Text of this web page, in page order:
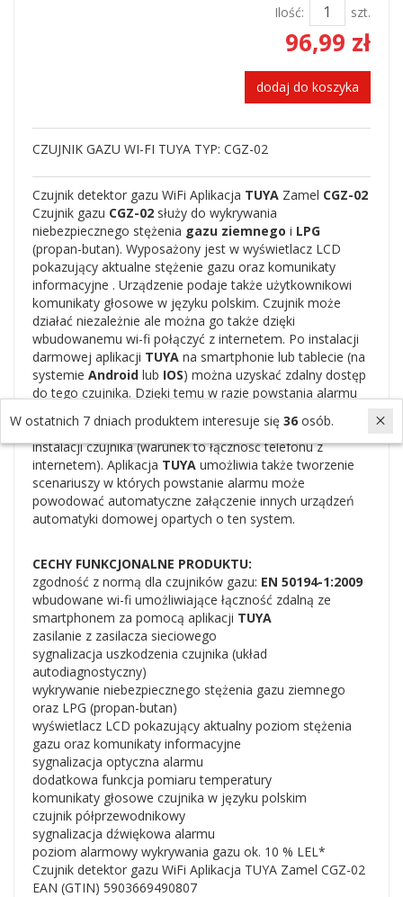
Ilość: szt.
96,99 zł
dodaj do koszyka
CZUJNIK GAZU WI-FI TUYA TYP: CGZ-02
Czujnik detektor gazu WiFi Aplikacja TUYA Zamel CGZ-02
Czujnik gazu CGZ-02 służy do wykrywania
niebezpiecznego stężenia gazu ziemnego i LPG
(propan-butan). Wyposażony jest w wyświetlacz LCD
pokazujący aktualne stężenie gazu oraz komunikaty
informacyjne . Urządzenie podaje także użytkownikowi
komunikaty głosowe w języku polskim. Czujnik może
działać niezależnie ale można go także dzięki
wbudowanemu wi-fi połączyć z internetem. Po instalacji
darmowej aplikacji TUYA na smartphonie lub tablecie (na
systemie Android lub IOS) można uzyskać zdalny dostęp
do tego czujnika. Dzięki temu w razie powstania alarmu
swoim telefonie nawet jak będzie z dala od miejsca
instalacji czujnika (warunek to łączność telefonu z
internetem). Aplikacja TUYA umożliwia także tworzenie
scenariuszy w których powstanie alarmu może
powodować automatyczne załączenie innych urządzeń
automatyki domowej opartych o ten system.
CECHY FUNKCJONALNE PRODUKTU:
zgodność z normą dla czujników gazu: EN 50194-1:2009
wbudowane wi-fi umożliwiające łączność zdalną ze
smartphonem za pomocą aplikacji TUYA
zasilanie z zasilacza sieciowego
sygnalizacja uszkodzenia czujnika (układ
autodiagnostyczny)
wykrywanie niebezpiecznego stężenia gazu ziemnego
oraz LPG (propan-butan)
wyświetlacz LCD pokazujący aktualny poziom stężenia
gazu oraz komunikaty informacyjne
sygnalizacja optyczna alarmu
dodatkowa funkcja pomiaru temperatury
komunikaty głosowe czujnika w języku polskim
czujnik półprzewodnikowy
sygnalizacja dźwiękowa alarmu
poziom alarmowy wykrywania gazu ok. 10 % LEL*
Czujnik detektor gazu WiFi Aplikacja TUYA Zamel CGZ-02
EAN (GTIN) 5903669490807
W ostatnich 7 dniach produktem interesuje się 36 osób.